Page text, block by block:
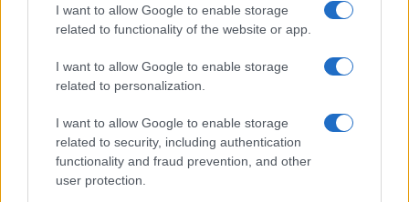
I want to allow Google to enable storage
related to functionality of the website or app.
I want to allow Google to enable storage
related to personalization.
I want to allow Google to enable storage
related to security, including authentication
functionality and fraud prevention, and other
user protection.